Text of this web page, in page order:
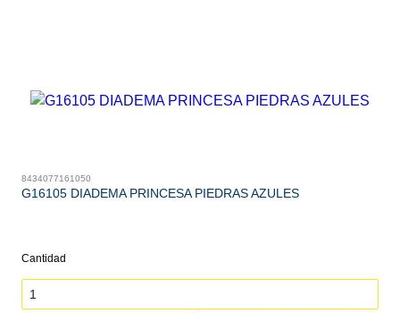
8434077161050
G16105 DIADEMA PRINCESA PIEDRAS AZULES
Cantidad